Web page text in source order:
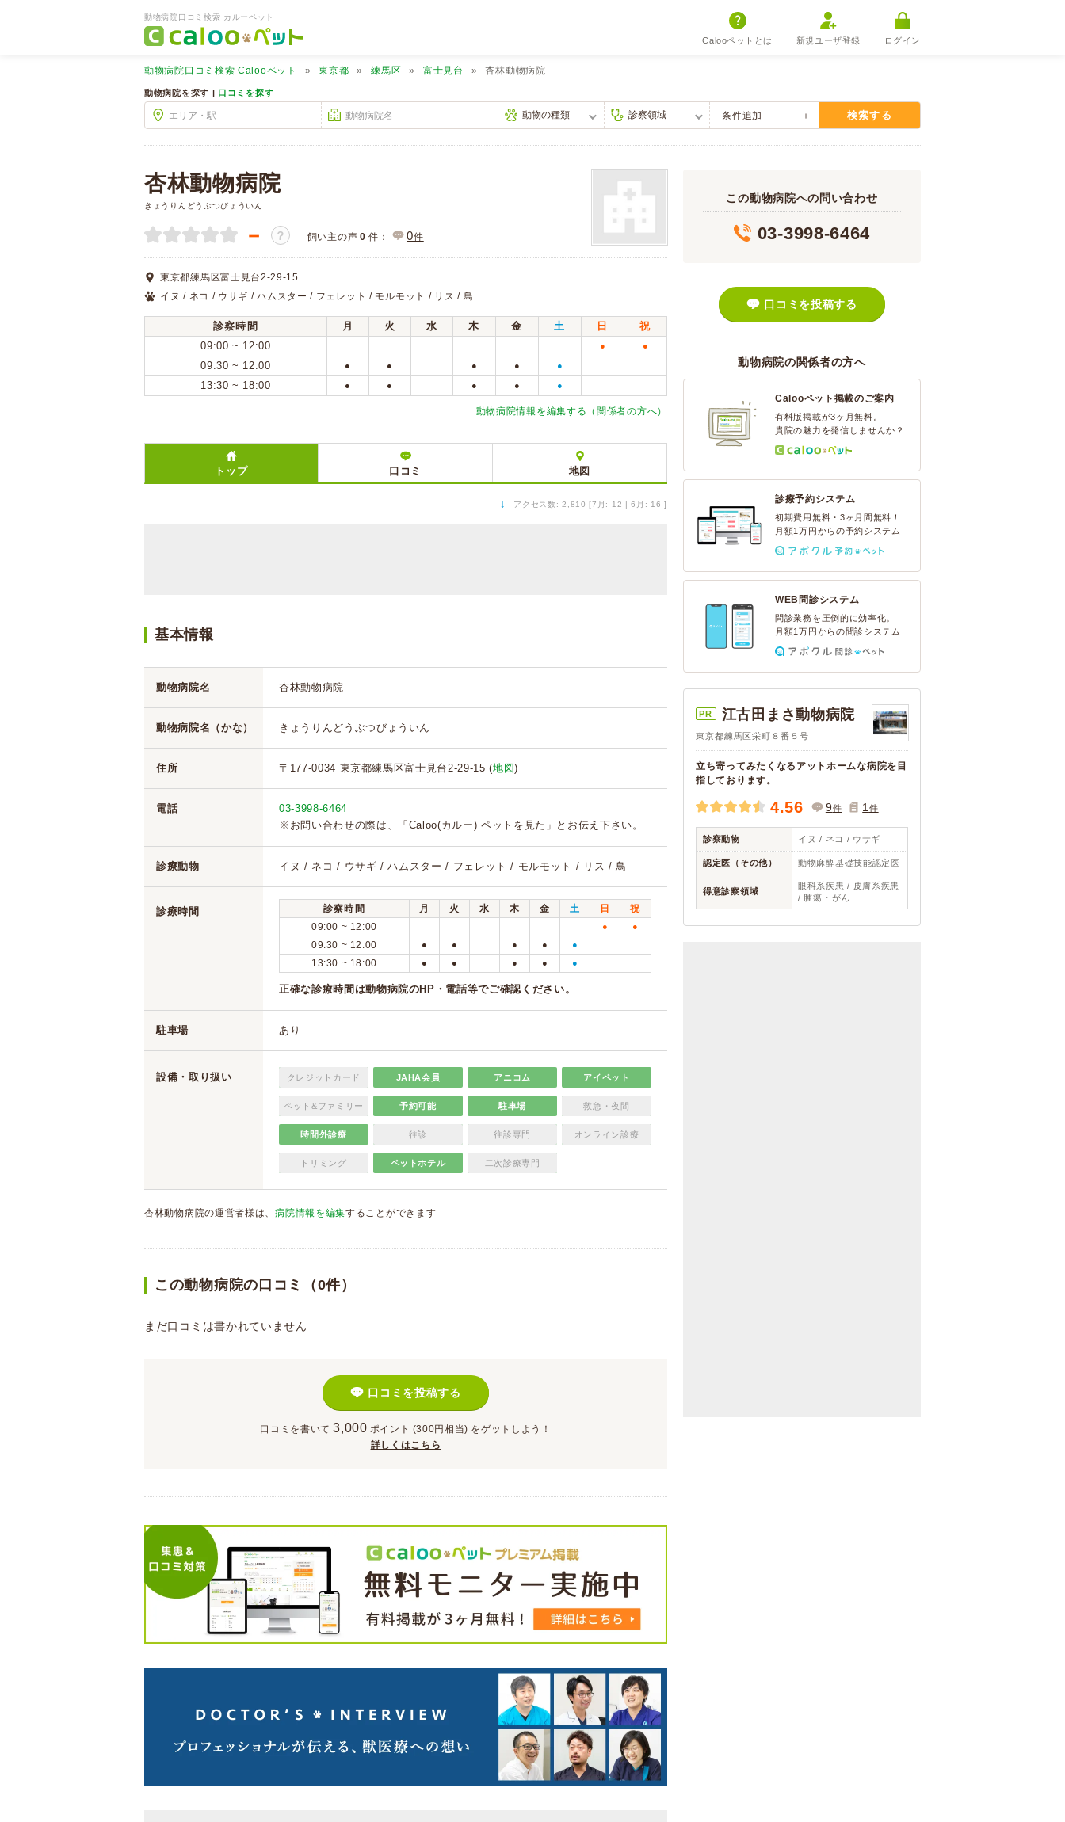
動物病院口コミ検索 カルーペット
Calooペットとは 新規ユーザ登録 ログイン
動物病院口コミ検索 Calooペット 東京都 練馬区 富士見台 杏林動物病院
動物病院を探す | 口コミを探す
条件追加 検索する
杏林動物病院
きょうりんどうぶつびょういん
－ ？ 飼い主の声 0 件： 0件
東京都練馬区富士見台2-29-15
イヌ / ネコ / ウサギ / ハムスター / フェレット / モルモット / リス / 鳥
診察時間 月 火 水 木 金 土 日
祝
09:00 ~ 12:00
● ●
09:30 ~ 12:00 ● ● ● ● ●
13:30 ~ 18:00 ● ● ● ● ●
動物病院情報を編集する（関係者の方へ）
トップ 口コミ 地図
↓ アクセス数: 2,810 [7月: 12 | 6月: 16 ]
基本情報
動物病院名 杏林動物病院
動物病院名（かな） きょうりんどうぶつびょういん
住所 〒177-0034 東京都練馬区富士見台2-29-15 (地図)
電話
03-3998-6464
※お問い合わせの際は、「Caloo(カルー) ペットを見た」とお伝え下さい。
診療動物 イヌ / ネコ / ウサギ / ハムスター / フェレット / モルモット / リス / 鳥
診療時間 診察時間 月 火 水 木 金 土 日
祝
09:00 ~ 12:00
● ●
09:30 ~ 12:00 ● ● ● ● ●
13:30 ~ 18:00 ● ● ● ● ●
正確な診療時間は動物病院のHP・電話等でご確認ください。
駐車場 あり
設備・取り扱い クレジットカード JAHA会員 アニコム アイペット
ペット&ファミリー 予約可能 駐車場 救急・夜間
時間外診療 往診 往診専門 オンライン診療
トリミング ペットホテル 二次診療専門
杏林動物病院の運営者様は、病院情報を編集することができます
この動物病院の口コミ（0件）
まだ口コミは書かれていません
口コミを投稿する
口コミを書いて 3,000 ポイント (300円相当) をゲットしよう！
詳しくはこちら
この動物病院への問い合わせ
03-3998-6464
口コミを投稿する
動物病院の関係者の方へ
Calooペット掲載のご案内
有料版掲載が3ヶ月無料。
貴院の魅力を発信しませんか？
診療予約システム
初期費用無料・3ヶ月間無料！
月額1万円からの予約システム
WEB問診システム
問診業務を圧倒的に効率化。
月額1万円からの問診システム
PR 江古田まさ動物病院
東京都練馬区栄町８番５号
立ち寄ってみたくなるアットホームな病院を目
指しております。
4.56 9件 1 件
診察動物 イヌ / ネコ / ウサギ
認定医（その他） 動物麻酔基礎技能認定医
得意診察領域
眼科系疾患 / 皮膚系疾患
/ 腫瘍・がん